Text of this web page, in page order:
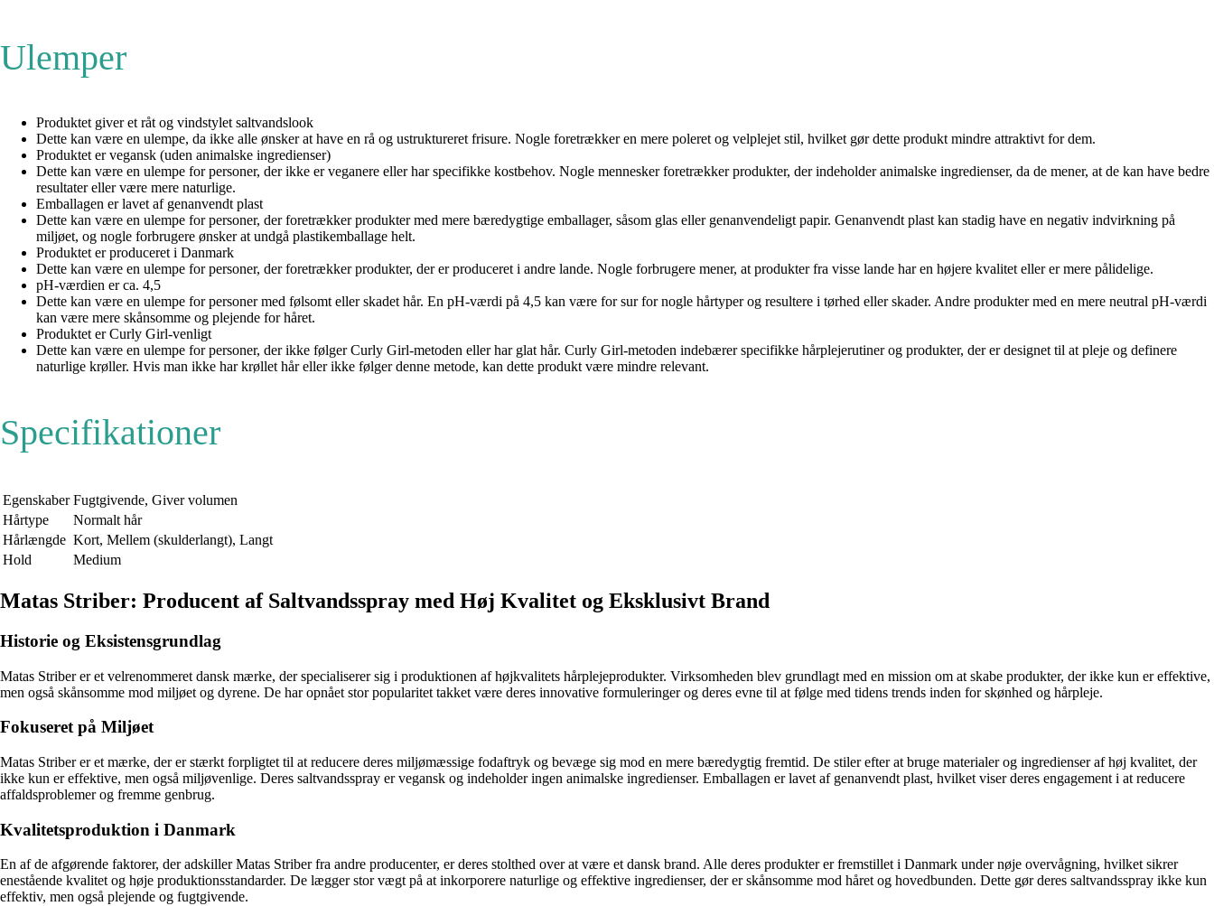
Ulemper
Produktet giver et råt og vindstylet saltvandslook
Dette kan være en ulempe, da ikke alle ønsker at have en rå og ustruktureret frisure. Nogle foretrækker en mere poleret og velplejet stil, hvilket gør dette produkt mindre attraktivt for dem.
Produktet er vegansk (uden animalske ingredienser)
Dette kan være en ulempe for personer, der ikke er veganere eller har specifikke kostbehov. Nogle mennesker foretrækker produkter, der indeholder animalske ingredienser, da de mener, at de kan have bedre
resultater eller være mere naturlige.
Emballagen er lavet af genanvendt plast
Dette kan være en ulempe for personer, der foretrækker produkter med mere bæredygtige emballager, såsom glas eller genanvendeligt papir. Genanvendt plast kan stadig have en negativ indvirkning på
miljøet, og nogle forbrugere ønsker at undgå plastikemballage helt.
Produktet er produceret i Danmark
Dette kan være en ulempe for personer, der foretrækker produkter, der er produceret i andre lande. Nogle forbrugere mener, at produkter fra visse lande har en højere kvalitet eller er mere pålidelige.
pH-værdien er ca. 4,5
Dette kan være en ulempe for personer med følsomt eller skadet hår. En pH-værdi på 4,5 kan være for sur for nogle hårtyper og resultere i tørhed eller skader. Andre produkter med en mere neutral pH-værdi
kan være mere skånsomme og plejende for håret.
Produktet er Curly Girl-venligt
Dette kan være en ulempe for personer, der ikke følger Curly Girl-metoden eller har glat hår. Curly Girl-metoden indebærer specifikke hårplejerutiner og produkter, der er designet til at pleje og definere
naturlige krøller. Hvis man ikke har krøllet hår eller ikke følger denne metode, kan dette produkt være mindre relevant.
Specifikationer
Egenskaber Fugtgivende, Giver volumen
Hårtype
Normalt hår
Hårlængde Kort, Mellem (skulderlangt), Langt
Hold
Medium
Matas Striber: Producent af Saltvandsspray med Høj Kvalitet og Eksklusivt Brand
Historie og Eksistensgrundlag
Matas Striber er et velrenommeret dansk mærke, der specialiserer sig i produktionen af ​​højkvalitets hårplejeprodukter. Virksomheden blev grundlagt med en mission om at skabe produkter, der ikke kun er effektive,
men også skånsomme mod miljøet og dyrene. De har opnået stor popularitet takket være deres innovative formuleringer og deres evne til at følge med tidens trends inden for skønhed og hårpleje.
Fokuseret på Miljøet
Matas Striber er et mærke, der er stærkt forpligtet til at reducere deres miljømæssige fodaftryk og bevæge sig mod en mere bæredygtig fremtid. De stiler efter at bruge materialer og ingredienser af høj kvalitet, der
ikke kun er effektive, men også miljøvenlige. Deres saltvandsspray er vegansk og indeholder ingen animalske ingredienser. Emballagen er lavet af genanvendt plast, hvilket viser deres engagement i at reducere
affaldsproblemer og fremme genbrug.
Kvalitetsproduktion i Danmark
En af de afgørende faktorer, der adskiller Matas Striber fra andre producenter, er deres stolthed over at være et dansk brand. Alle deres produkter er fremstillet i Danmark under nøje overvågning, hvilket sikrer
enestående kvalitet og høje produktionsstandarder. De lægger stor vægt på at inkorporere naturlige og effektive ingredienser, der er skånsomme mod håret og hovedbunden. Dette gør deres saltvandsspray ikke kun
effektiv, men også plejende og fugtgivende.